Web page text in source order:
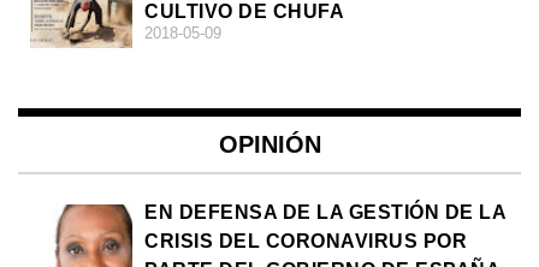
CULTIVO DE CHUFA
2018-05-09
OPINIÓN
EN DEFENSA DE LA GESTIÓN DE LA
CRISIS DEL CORONAVIRUS POR